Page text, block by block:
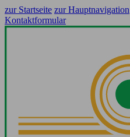
zur Startseite zur Hauptnavigation
Kontaktformular